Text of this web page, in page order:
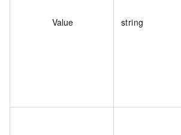
Value string